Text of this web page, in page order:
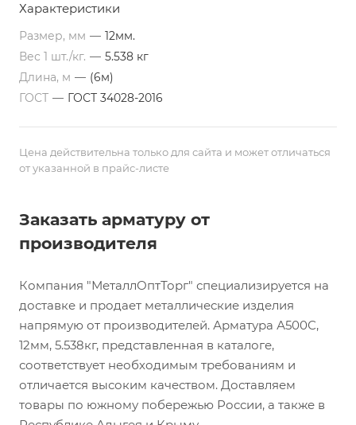
Характеристики
Размер, мм — 12мм.
Вес 1 шт./кг. — 5.538 кг
Длина, м — (6м)
ГОСТ — ГОСТ 34028-2016
Цена действительна только для сайта и может отличаться
от указанной в прайс-листе
Заказать арматуру от
производителя
Компания "МеталлОптТорг" специализируется на
доставке и продает металлические изделия
напрямую от производителей. Арматура А500С,
12мм, 5.538кг, представленная в каталоге,
соответствует необходимым требованиям и
отличается высоким качеством. Доставляем
товары по южному побережью России, а также в